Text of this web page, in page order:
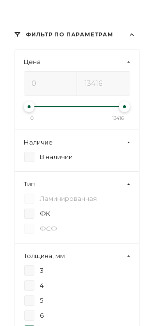
ФИЛЬТР ПО ПАРАМЕТРАМ
Цена
0 13416
Наличие
В наличии
Тип
Ламинированная
ФК
ФСФ
Толщина, мм
3
4
5
6